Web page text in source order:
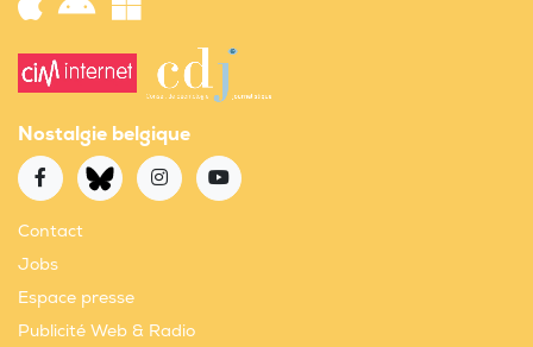
Nostalgie belgique
Contact
Jobs
Espace presse
Publicité Web & Radio